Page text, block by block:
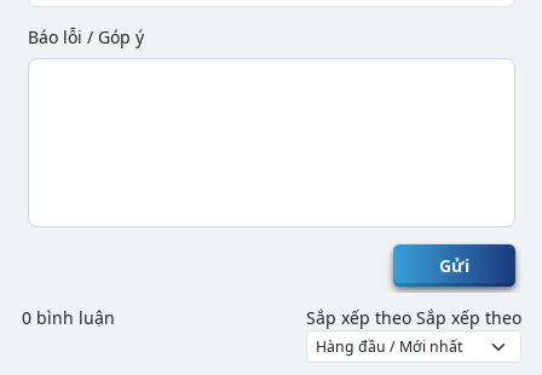
Báo lỗi / Góp ý
Gửi
0 bình luận Sắp xếp theo Sắp xếp theo